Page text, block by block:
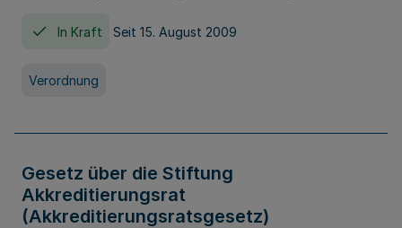
In Kraft Seit 15. August 2009
Verordnung
Gesetz über die Stiftung
Akkreditierungsrat
(Akkreditierungsratsgesetz)